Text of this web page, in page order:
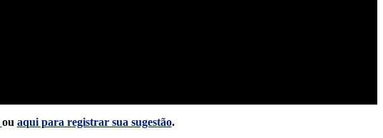
ou aqui para registrar sua sugestão.